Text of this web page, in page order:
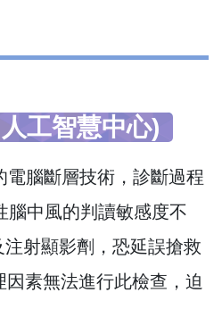
工智慧中心)
腦斷層技術，診斷過程
腦中風的判讀敏感度不
射顯影劑，恐延誤搶救
素無法進行此檢查，迫